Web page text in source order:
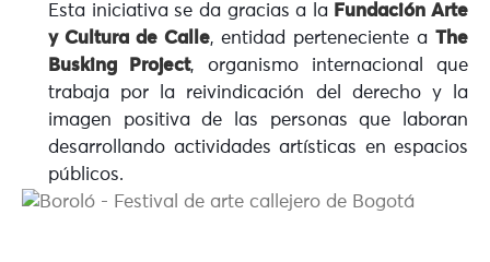
Esta iniciativa se da gracias a la Fundación Arte
y Cultura de Calle, entidad perteneciente aThe
Busking Project, organismo internacional que
trabaja por la reivindicación del derecho y la
imagen positiva de las personas que laboran
desarrollando actividades artísticas en espacios
públicos.